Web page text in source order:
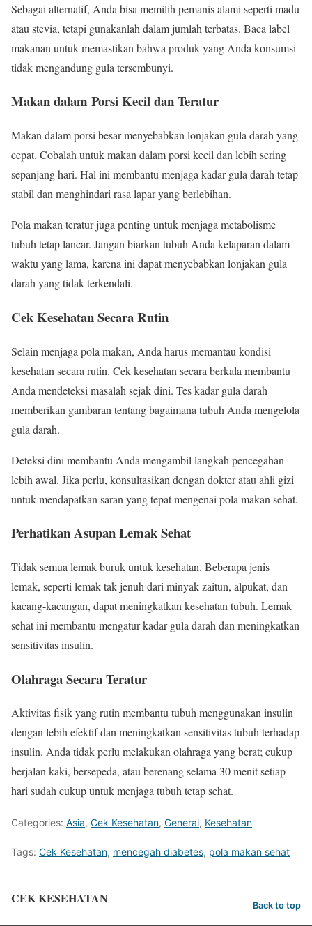
Sebagai alternatif, Anda bisa memilih pemanis alami seperti madu
atau stevia, tetapi gunakanlah dalam jumlah terbatas. Baca label
makanan untuk memastikan bahwa produk yang Anda konsumsi
tidak mengandung gula tersembunyi.
Makan dalam Porsi Kecil dan Teratur
Makan dalam porsi besar menyebabkan lonjakan gula darah yang
cepat. Cobalah untuk makan dalam porsi kecil dan lebih sering
sepanjang hari. Hal ini membantu menjaga kadar gula darah tetap
stabil dan menghindari rasa lapar yang berlebihan.
Pola makan teratur juga penting untuk menjaga metabolisme
tubuh tetap lancar. Jangan biarkan tubuh Anda kelaparan dalam
waktu yang lama, karena ini dapat menyebabkan lonjakan gula
darah yang tidak terkendali.
Cek Kesehatan Secara Rutin
Selain menjaga pola makan, Anda harus memantau kondisi
kesehatan secara rutin. Cek kesehatan secara berkala membantu
Anda mendeteksi masalah sejak dini. Tes kadar gula darah
memberikan gambaran tentang bagaimana tubuh Anda mengelola
gula darah.
Deteksi dini membantu Anda mengambil langkah pencegahan
lebih awal. Jika perlu, konsultasikan dengan dokter atau ahli gizi
untuk mendapatkan saran yang tepat mengenai pola makan sehat.
Perhatikan Asupan Lemak Sehat
Tidak semua lemak buruk untuk kesehatan. Beberapa jenis
lemak, seperti lemak tak jenuh dari minyak zaitun, alpukat, dan
kacang-kacangan, dapat meningkatkan kesehatan tubuh. Lemak
sehat ini membantu mengatur kadar gula darah dan meningkatkan
sensitivitas insulin.
Olahraga Secara Teratur
Aktivitas fisik yang rutin membantu tubuh menggunakan insulin
dengan lebih efektif dan meningkatkan sensitivitas tubuh terhadap
insulin. Anda tidak perlu melakukan olahraga yang berat; cukup
berjalan kaki, bersepeda, atau berenang selama 30 menit setiap
hari sudah cukup untuk menjaga tubuh tetap sehat.
Categories: Asia, Cek Kesehatan, General, Kesehatan
Tags: Cek Kesehatan, mencegah diabetes, pola makan sehat
CEK KESEHATAN Back to top